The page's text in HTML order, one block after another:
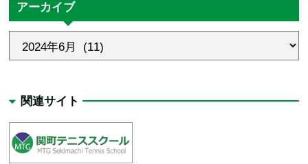
アーカイブ
関連サイト